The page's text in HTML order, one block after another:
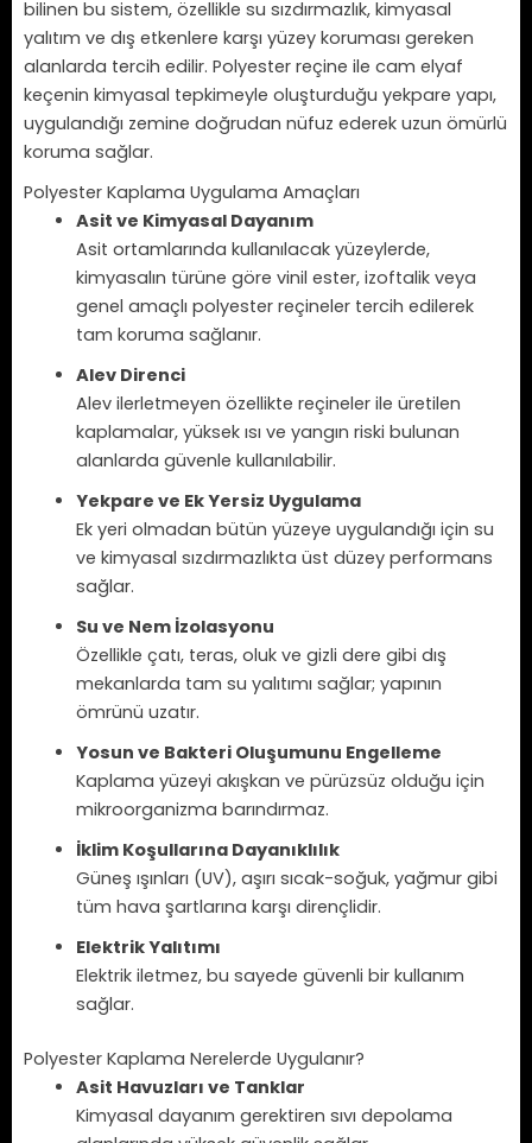
bilinen bu sistem, özellikle su sızdırmazlık, kimyasal
yalıtım ve dış etkenlere karşı yüzey koruması gereken
alanlarda tercih edilir. Polyester reçine ile cam elyaf
keçenin kimyasal tepkimeyle oluşturduğu yekpare yapı,
uygulandığı zemine doğrudan nüfuz ederek uzun ömürlü
koruma sağlar.
Polyester Kaplama Uygulama Amaçları
Asit ve Kimyasal Dayanım
Asit ortamlarında kullanılacak yüzeylerde,
kimyasalın türüne göre vinil ester, izoftalik veya
genel amaçlı polyester reçineler tercih edilerek
tam koruma sağlanır.
Alev Direnci
Alev ilerletmeyen özellikte reçineler ile üretilen
kaplamalar, yüksek ısı ve yangın riski bulunan
alanlarda güvenle kullanılabilir.
Yekpare ve Ek Yersiz Uygulama
Ek yeri olmadan bütün yüzeye uygulandığı için su
ve kimyasal sızdırmazlıkta üst düzey performans
sağlar.
Su ve Nem İzolasyonu
Özellikle çatı, teras, oluk ve gizli dere gibi dış
mekanlarda tam su yalıtımı sağlar; yapının
ömrünü uzatır.
Yosun ve Bakteri Oluşumunu Engelleme
Kaplama yüzeyi akışkan ve pürüzsüz olduğu için
mikroorganizma barındırmaz.
İklim Koşullarına Dayanıklılık
Güneş ışınları (UV), aşırı sıcak-soğuk, yağmur gibi
tüm hava şartlarına karşı dirençlidir.
Elektrik Yalıtımı
Elektrik iletmez, bu sayede güvenli bir kullanım
sağlar.
Polyester Kaplama Nerelerde Uygulanır?
Asit Havuzları ve Tanklar
Kimyasal dayanım gerektiren sıvı depolama